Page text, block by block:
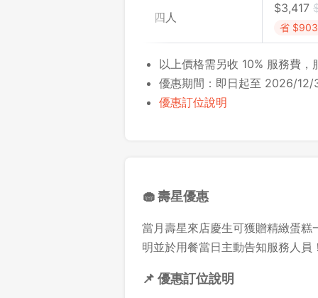
四人
$3,417
省 $903
以上價格需另收 10% 服務費，
優惠期間：即日起至 2026/12/
優惠訂位說明
🧁 壽星優惠
當月壽星來店慶生可獲贈精緻蛋
明並於用餐當日主動告知服務人員
📌 優惠訂位說明